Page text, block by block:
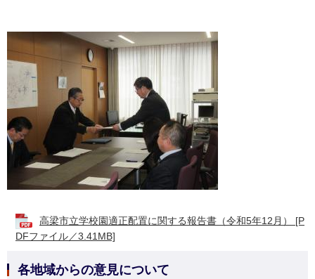
高梁市立学校園適正配置に関する報告書（令和5年12月） [P
DFファイル／3.41MB]
各地域からの意見について